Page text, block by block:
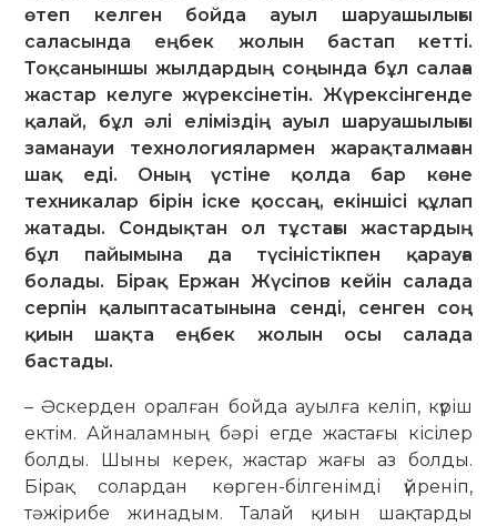
өтеп келген бойда ауыл шаруашылығы
саласында еңбек жолын бастап кетті.
Тоқсаныншы жылдардың соңында бұл салаға
жастар келуге жүрексінетін. Жүрексінгенде
қалай, бұл әлі еліміздің ауыл шаруашылығы
заманауи технологиялармен жарақталмаған
шақ еді. Оның үстіне қолда бар көне
техникалар бірін іске қоссаң, екіншісі құлап
жатады. Сондықтан ол тұстағы жастардың
бұл пайымына да түсіністікпен қарауға
болады. Бірақ Ержан Жүсіпов кейін салада
серпін қалыптасатынына сенді, сенген соң
қиын шақта еңбек жолын осы салада
бастады.
– Әскерден оралған бойда ауылға келіп, күріш
ектім. Айналамның бәрі егде жастағы кісілер
болды. Шыны керек, жас­тар жағы аз болды.
Бірақ солардан көр­ген-біл­генімді үйреніп,
тәжірибе жи­надым. Талай қиын шақтарды